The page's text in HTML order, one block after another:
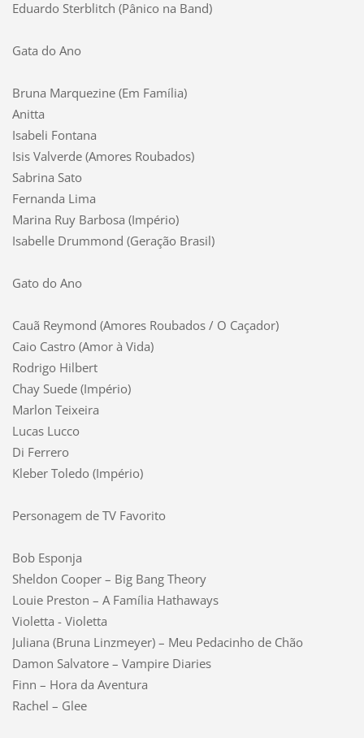
Eduardo Sterblitch (Pânico na Band)
Gata do Ano
Bruna Marquezine (Em Família)
Anitta
Isabeli Fontana
Isis Valverde (Amores Roubados)
Sabrina Sato
Fernanda Lima
Marina Ruy Barbosa (Império)
Isabelle Drummond (Geração Brasil)
Gato do Ano
Cauã Reymond (Amores Roubados / O Caçador)
Caio Castro (Amor à Vida)
Rodrigo Hilbert
Chay Suede (Império)
Marlon Teixeira
Lucas Lucco
Di Ferrero
Kleber Toledo (Império)
Personagem de TV Favorito
Bob Esponja
Sheldon Cooper – Big Bang Theory
Louie Preston – A Família Hathaways
Violetta - Violetta
Juliana (Bruna Linzmeyer) – Meu Pedacinho de Chão
Damon Salvatore – Vampire Diaries
Finn – Hora da Aventura
Rachel – Glee